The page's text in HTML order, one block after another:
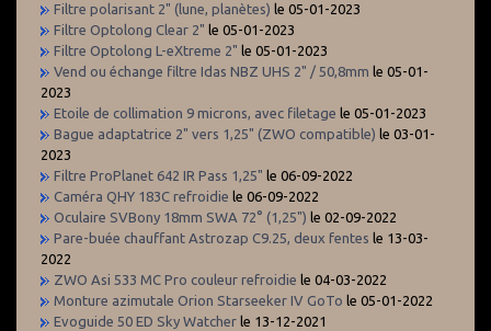
Filtre polarisant 2" (lune, planètes) le 05-01-2023
Filtre Optolong Clear 2" le 05-01-2023
Filtre Optolong L-eXtreme 2" le 05-01-2023
Vend ou échange filtre Idas NBZ UHS 2" / 50,8mm le 05-01-
2023
Etoile de collimation 9 microns, avec filetage le 05-01-2023
Bague adaptatrice 2" vers 1,25" (ZWO compatible) le 03-01-
2023
Filtre ProPlanet 642 IR Pass 1,25" le 06-09-2022
Caméra QHY 183C refroidie le 06-09-2022
Oculaire SVBony 18mm SWA 72° (1,25") le 02-09-2022
Pare-buée chauffant Astrozap C9.25, deux fentes le 13-03-
2022
ZWO Asi 533 MC Pro couleur refroidie le 04-03-2022
Monture azimutale Orion Starseeker IV GoTo le 05-01-2022
Evoguide 50 ED Sky Watcher le 13-12-2021